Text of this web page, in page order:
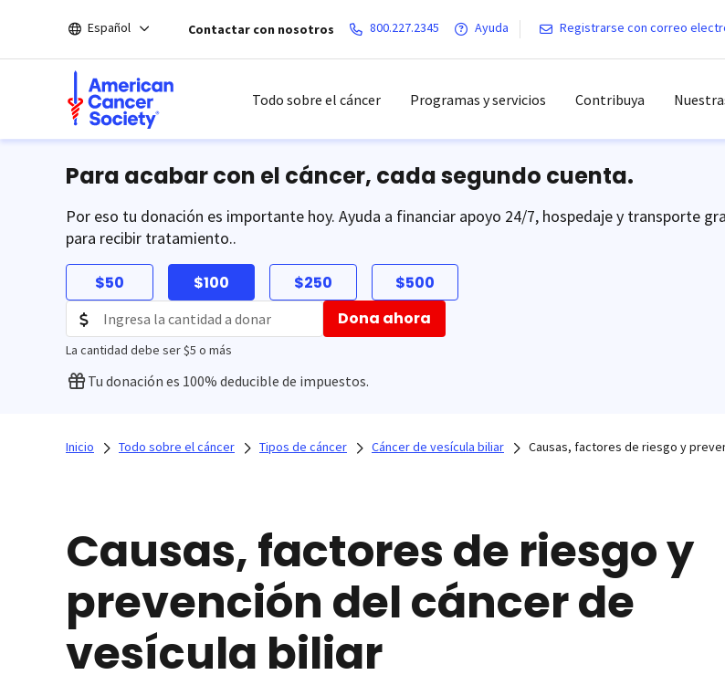
el
Español Contactar con nosotros 800.227.2345 Ayuda Registrarse con correo
Todo sobre el cáncer Programas y servicios Contribuya
Para acabar con el cáncer, cada segundo cuenta.
Por eso tu donación es importante hoy. Ayuda a financiar apoyo 24/7, hospedaje y transporte
para recibir tratamiento..
$50 $100 $250 $500
La cantidad debe ser $5 o más
Dona ahora
Tu donación es 100% deducible de impuestos.
Inicio Todo sobre el cáncer Tipos de cáncer Cáncer de vesícula biliar Causas, factores de riesgo y
Causas, factores de riesgo y
prevención del cáncer de
vesícula biliar